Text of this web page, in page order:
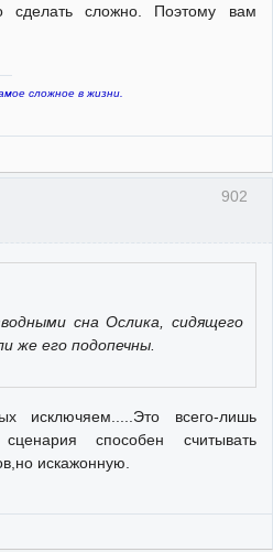
сделать сложно. Поэтому вам
сложное в жизни.
902
сна Ослика, сидящего
же его подопечны.
исключяем.....Это всего-лишь
способен считывать
искажонную.